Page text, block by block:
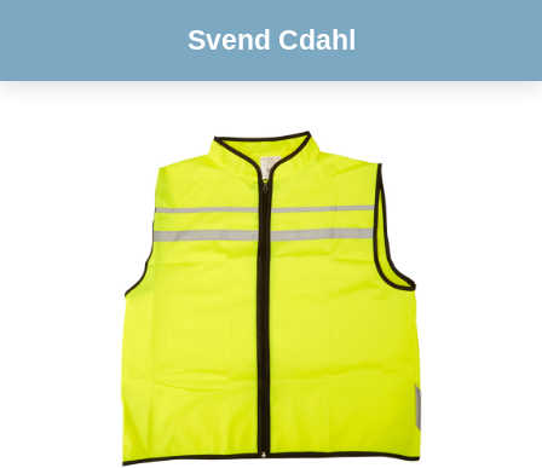
Svend Cdahl